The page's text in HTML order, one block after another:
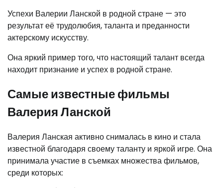
Успехи Валерии Ланской в родной стране — это
результат её трудолюбия, таланта и преданности
актерскому искусству.
Она яркий пример того, что настоящий талант всегда
находит признание и успех в родной стране.
Самые известные фильмы
Валерия Ланской
Валерия Ланская активно снималась в кино и стала
известной благодаря своему таланту и яркой игре. Она
принимала участие в съемках множества фильмов,
среди которых: